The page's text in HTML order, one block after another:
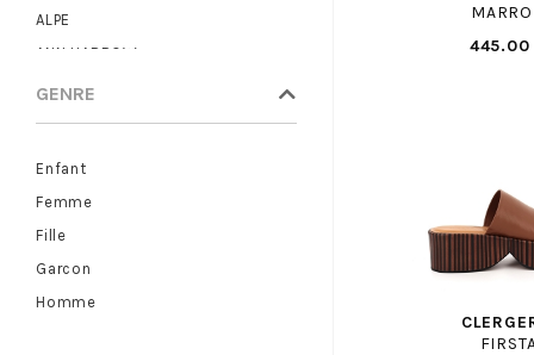
ALPE
ANN HARROW
ANOTHER TREND
ARA
GENRE
Enfant
Femme
Fille
Garcon
Homme
445.00